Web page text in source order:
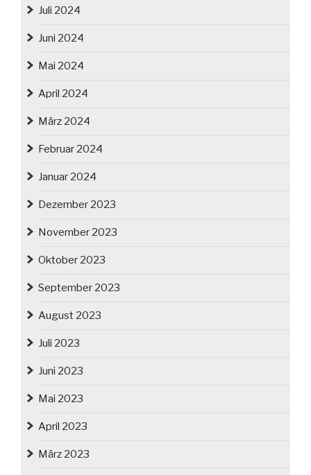
Juli 2024
Juni 2024
Mai 2024
April 2024
März 2024
Februar 2024
Januar 2024
Dezember 2023
November 2023
Oktober 2023
September 2023
August 2023
Juli 2023
Juni 2023
Mai 2023
April 2023
März 2023